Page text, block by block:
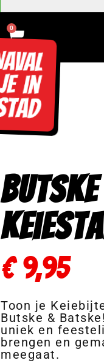
0
€9,95
Toon je
Butske &
uniek en
brengen en
meegaat.